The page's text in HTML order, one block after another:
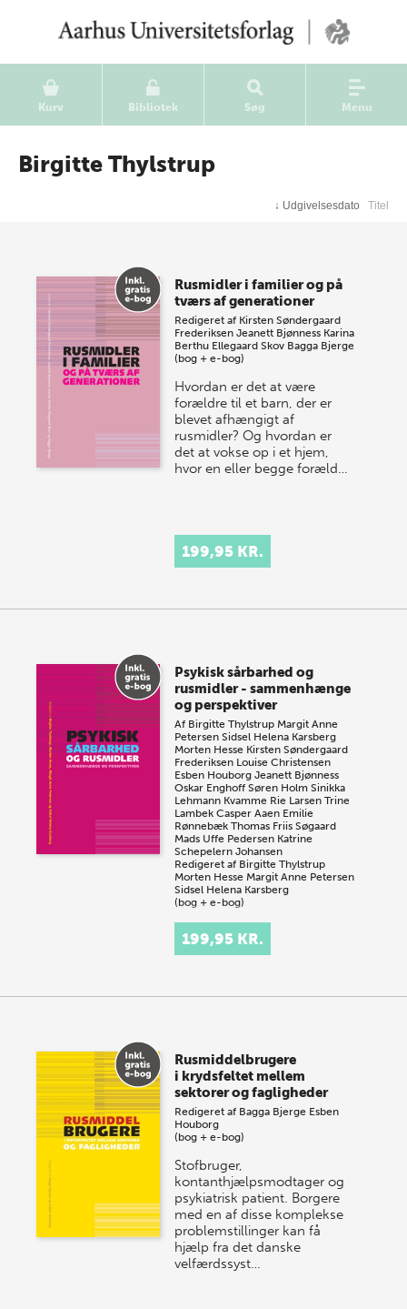
Kurv Bibliotek Søg Menu
Birgitte Thylstrup
↓ Udgivelsesdato Titel
Rusmidler i familier og på
tværs af generationer
Redigeret af Kirsten Søndergaard
Frederiksen Jeanett Bjønness Karina
Berthu Ellegaard Skov Bagga Bjerge
(bog + e-bog)
Hvordan er det at være
forældre til et barn, der er
blevet afhængigt af
rusmidler? Og hvordan er
det at vokse op i et hjem,
hvor en eller begge foræld…
199,95 KR.
Psykisk sårbarhed og
rusmidler - sammenhænge
og perspektiver
Af Birgitte Thylstrup Margit Anne
Petersen Sidsel Helena Karsberg
Morten Hesse Kirsten Søndergaard
Frederiksen Louise Christensen
Esben Houborg Jeanett Bjønness
Oskar Enghoff Søren Holm Sinikka
Lehmann Kvamme Rie Larsen Trine
Lambek Casper Aaen Emilie
Rønnebæk Thomas Friis Søgaard
Mads Uffe Pedersen Katrine
Schepelern Johansen
Redigeret af Birgitte Thylstrup
Morten Hesse Margit Anne Petersen
Sidsel Helena Karsberg
(bog + e-bog)
Psykisk sårbarhed fylder i
hverdagslivet for mange
rusmidler. En betragtelig
199,95 KR.
Rusmiddelbrugere
i krydsfeltet mellem
sektorer og fagligheder
Redigeret af Bagga Bjerge Esben
Houborg
(bog + e-bog)
Stofbruger,
kontanthjælpsmodtager og
psykiatrisk patient. Borgere
med en af disse komplekse
problemstillinger kan få
hjælp fra det danske
velfærdssyst…